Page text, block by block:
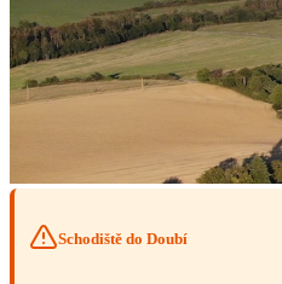
Schodiště do Doubí